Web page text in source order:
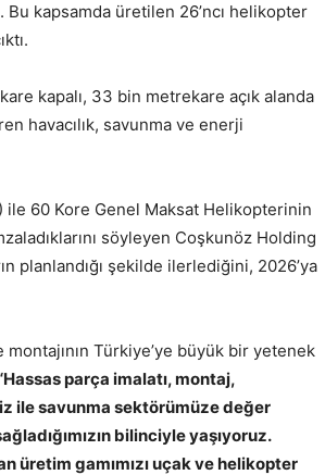
Bu kapsamda üretilen 26’ncı helikopter
kapalı, 33 bin metrekare açık alanda
havacılık, savunma ve enerji
60 Kore Genel Maksat Helikopterinin
söyleyen Coşkunöz Holding
planlandığı şekilde ilerlediğini, 2026’ya
Türkiye’ye büyük bir yetenek
parça imalatı, montaj,
ile savunma sektörümüze değer
bilinciyle yaşıyoruz.
üretim gamımızı uçak ve helikopter